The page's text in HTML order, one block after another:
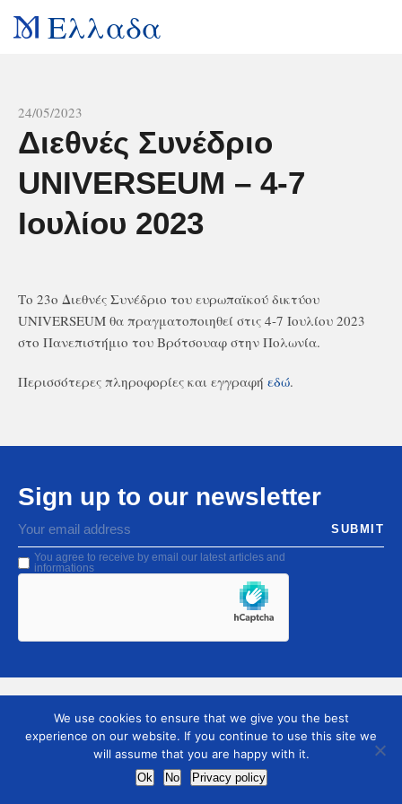
Ελλαδα
24/05/2023
Διεθνές Συνέδριο
UNIVERSEUM – 4-7
Ιουλίου 2023
Το 23ο Διεθνές Συνέδριο του ευρωπαϊκού δικτύου
UNIVERSEUM θα πραγματοποιηθεί στις 4-7 Ιουλίου 2023
στο Πανεπιστήμιο του Βρότσουαφ στην Πολωνία.
Περισσότερες πληροφορίες και εγγραφή εδώ.
Sign up to our newsletter
You agree to receive by email our latest articles and
informations
SUBMIT
We use cookies to ensure that we give you the best
experience on our website. If you continue to use this site we
will assume that you are happy with it.
Ok No Privacy policy